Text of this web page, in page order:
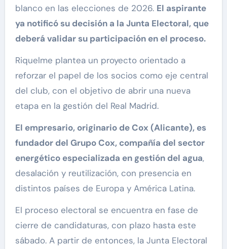
blanco en las elecciones de 2026. El aspirante
ya notificó su decisión a la Junta Electoral, que
deberá validar su participación en el proceso.
Riquelme plantea un proyecto orientado a
reforzar el papel de los socios como eje central
del club, con el objetivo de abrir una nueva
etapa en la gestión del Real Madrid.
El empresario, originario de Cox (Alicante), es
fundador del Grupo Cox, compañía del sector
energético especializada en gestión del agua,
desalación y reutilización, con presencia en
distintos países de Europa y América Latina.
El proceso electoral se encuentra en fase de
cierre de candidaturas, con plazo hasta este
sábado. A partir de entonces, la Junta Electoral